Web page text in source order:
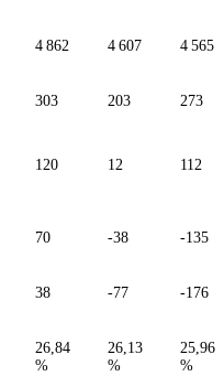
4 862 4 607 4 565
303 203 273
120 12 112
70 -38 -135
38 -77 -176
26,84
%
26,13
%
25,96
%